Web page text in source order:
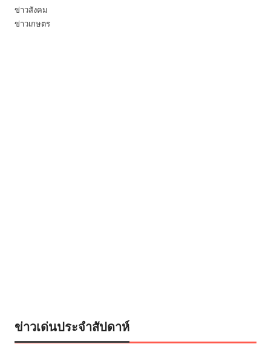
ข่าวสังคม
ข่าวเกษตร
ข่าวเด่นประจำสัปดาห์